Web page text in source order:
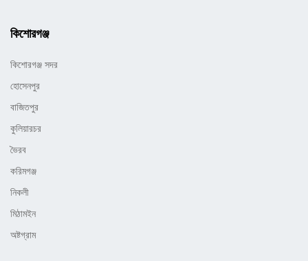
কিশোরগঞ্জ
কিশোরগঞ্জ সদর
হোসেনপুর
বাজিতপুর
কুলিয়ারচর
ভৈরব
করিমগঞ্জ
নিকলী
মিঠামইন
অষ্টগ্রাম